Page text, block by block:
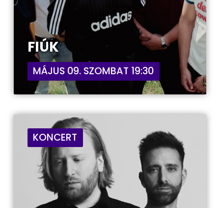
FIÚK
MÁJUS 09. SZOMBAT 19:30
KONCERT